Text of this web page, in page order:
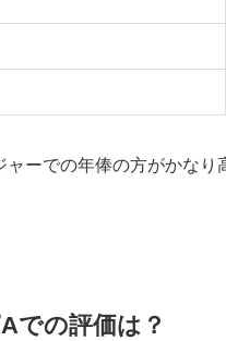
ャーでの年俸の方がかな
での評価は？